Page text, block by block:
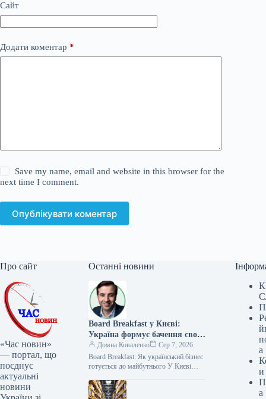
Сайт
Додати коментар *
Save my name, email and website in this browser for the
next time I comment.
Опублікувати коментар
Про сайт
«Час новин»
— портал, що
поєднує
актуальні
новини
Останні новини
Board Breakfast у Києві:
Україна формує бачення свого
майбутнього
Домна Коваленко
Сер 7, 2026
Board Breakfast: Як український бізнес
готується до майбутнього У Києві
знакова подія для економічного
сектору…
а
и
а